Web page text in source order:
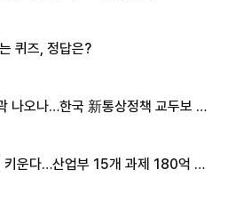
퀴즈, 정답은?
나오나…한국 新통상정책 교두보 활
키운다…산업부 15개 과제 180억 지